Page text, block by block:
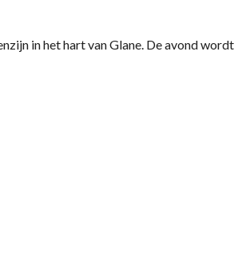
in het hart van Glane. De avond wordt